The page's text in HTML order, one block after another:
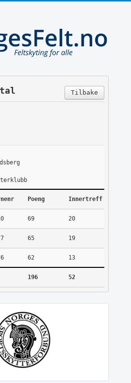
Tilbake
Poeng Innertreff
69 20
65 19
62 13
196 52